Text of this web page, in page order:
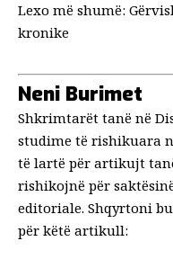
Lexo më shumë:
kronike
Neni Burimet
Shkrimtarët tanë në
studime të rishikuara
të lartë për artikujt
rishikojnë për
editoriale. Shqyrtoni
për këtë artikull: